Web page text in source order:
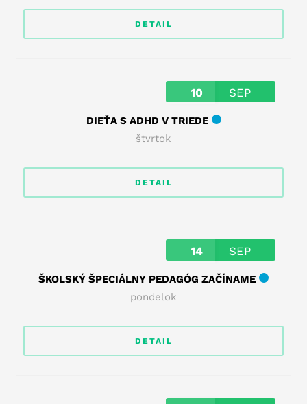
DETAIL
10 SEP
DIEŤA S ADHD V TRIEDE
štvrtok
DETAIL
14 SEP
ŠKOLSKÝ ŠPECIÁLNY PEDAGÓG ZAČÍNAME
pondelok
DETAIL